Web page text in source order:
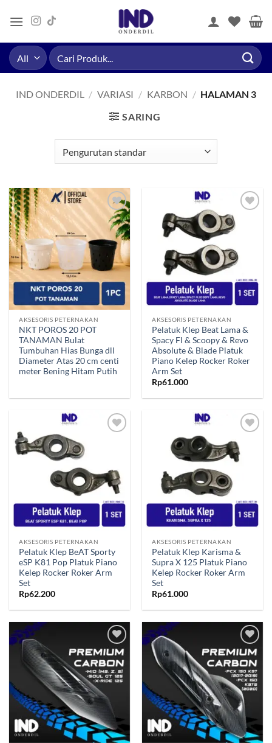
Pencarian
untuk:
IND ONDERDIL / VARIASI / KARBON / HALAMAN 3
SARING
Tambahkan
ke Wishlist
AKSESORIS PETERNAKAN
NKT POROS 20 POT
TANAMAN Bulat
Tumbuhan Hias Bunga dll
Diameter Atas 20 cm centi
meter Bening Hitam Putih
Tambahkan
ke Wishlist
AKSESORIS PETERNAKAN
Pelatuk Klep Beat Lama &
Spacy FI & Scoopy & Revo
Absolute & Blade Platuk
Piano Kelep Rocker Roker
Arm Set
Rp61.000
AKSESORIS PETERNAKAN
Pelatuk Klep BeAT Sporty
eSP K81 Pop Platuk Piano
Kelep Rocker Roker Arm
Set
Rp62.200
Tambahkan
ke Wishlist
AKSESORIS PETERNAKAN
Pelatuk Klep Karisma &
Supra X 125 Platuk Piano
Kelep Rocker Roker Arm
Set
Rp61.000
Tambahkan
ke Wishlist
Tambahkan
ke Wishlist